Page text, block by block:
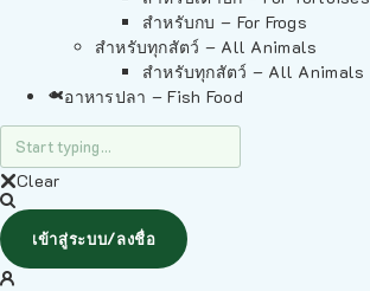
สำหรับกบ – For Frogs
สำหรับทุกสัตว์ – All Animals
สำหรับทุกสัตว์ – All Animals
อาหารปลา – Fish Food
Clear
เข้าสู่ระบบ/ลงชื่อ